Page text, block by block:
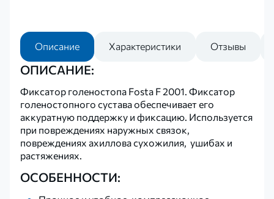
Описание Характеристики Отзывы
ОПИСАНИЕ:
Фиксатор голеностопа Fosta F 2001. Фиксатор
голеностопного сустава обеспечивает его
аккуратную поддержку и фиксацию. Используется
при повреждениях наружных связок,
повреждениях ахиллова сухожилия, ушибах и
растяжениях.
ОСОБЕННОСТИ: